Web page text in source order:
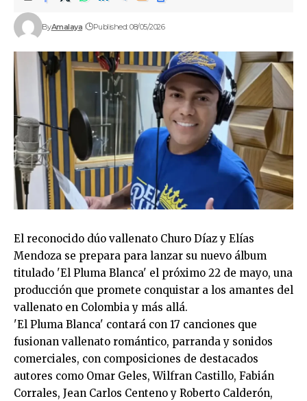
ByAmalaya Published: 08/05/2026
El reconocido dúo vallenato Churo Díaz y Elías
Mendoza se prepara para lanzar su nuevo álbum
titulado 'El Pluma Blanca' el próximo 22 de mayo, una
producción que promete conquistar a los amantes del
vallenato en Colombia y más allá.
'El Pluma Blanca' contará con 17 canciones que
fusionan vallenato romántico, parranda y sonidos
comerciales, con composiciones de destacados
autores como Omar Geles, Wilfran Castillo, Fabián
Corrales, Jean Carlos Centeno y Roberto Calderón,